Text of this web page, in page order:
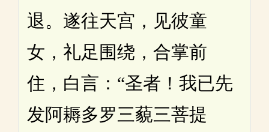
退。遂往天宫，见彼童
女，礼足围绕，合掌前
住，白言：“圣者！我已先
发阿耨多罗三藐三菩提